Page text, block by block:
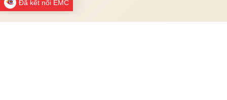
Đã kết nối EMC